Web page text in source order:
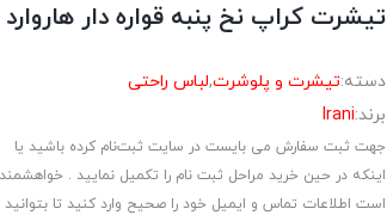
تیشرت کراپ نخ پنبه قواره دار
دسته:تیشرت و پلوشرت,لباس راحتی
برند:Irani
جهت ثبت سفارش می بایست در سایت ثبت‌نام کرده باشید یا
اینکه در حین خرید مراحل ثبت نام را تکمیل نمایید . خواهشمند
است اطلاعات تماس و ایمیل خود را صحیح وارد کنید تا بتوانید